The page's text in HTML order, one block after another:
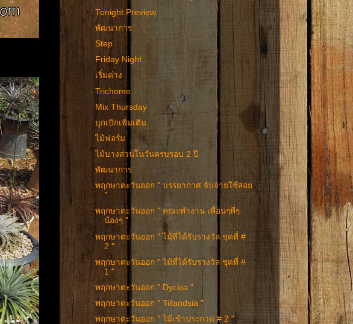
Tonight Preview
พัฒนาการ
Step
Friday Night
เริ่มต่าง
Trichome
Mix Thursday
บุกเบิกเพิ่มเติม
ไม้ฟอร์ม
ไม้บางส่วนในวันครบรอบ 2 ปี
พัฒนาการ
พฤกษาตะวันออก " บรรยากาศ จับจ่ายใช้สอย
"
พฤกษาตะวันออก " คณะทำงาน เพื่อนๆพี่ๆ
น้องๆ "
พฤกษาตะวันออก " ไม้ที่ได้รับรางวัล ชุดที่ #
2 "
พฤกษาตะวันออก " ไม้ที่ได้รับรางวัล ชุดที่ #
1 "
พฤกษาตะวันออก " Dyckia "
พฤกษาตะวันออก " Tillandsia "
พฤกษาตะวันออก " ไม้เข้าประกวด # 2 "